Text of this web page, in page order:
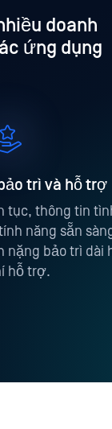
doanh
ứng dụng
trì và hỗ trợ
tục, thông tin
năng sẵn
nặng bảo trì dài
hỗ trợ.